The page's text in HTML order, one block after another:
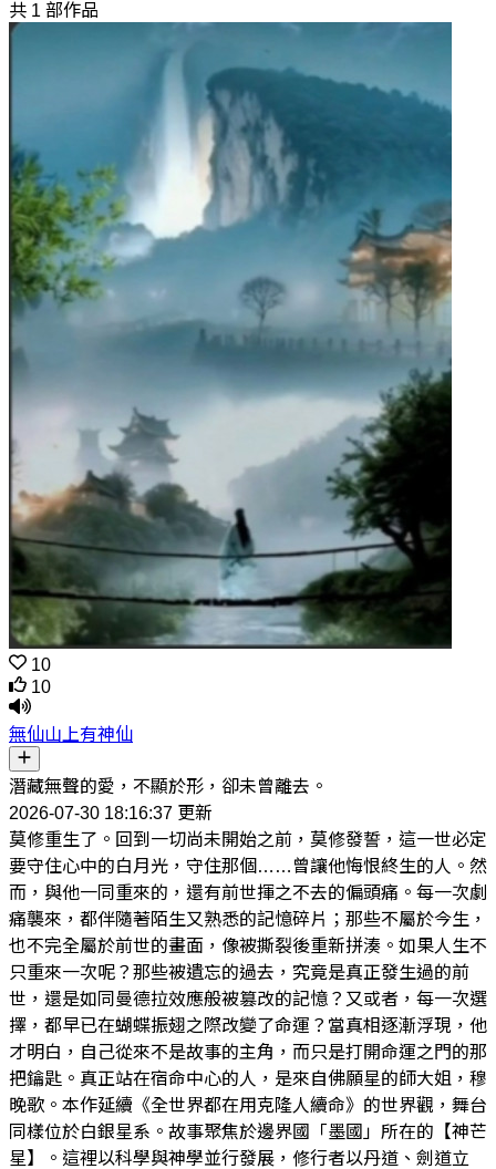
共 1 部作品
10
10
無仙山上有神仙
潛藏無聲的愛，不顯於形，卻未曾離去。
2026-07-30 18:16:37 更新
莫修重生了。回到一切尚未開始之前，莫修發誓，這一世必定
要守住心中的白月光，守住那個……曾讓他悔恨終生的人。然
而，與他一同重來的，還有前世揮之不去的偏頭痛。每一次劇
痛襲來，都伴隨著陌生又熟悉的記憶碎片；那些不屬於今生，
也不完全屬於前世的畫面，像被撕裂後重新拼湊。如果人生不
只重來一次呢？那些被遺忘的過去，究竟是真正發生過的前
世，還是如同曼德拉效應般被篡改的記憶？又或者，每一次選
擇，都早已在蝴蝶振翅之際改變了命運？當真相逐漸浮現，他
才明白，自己從來不是故事的主角，而只是打開命運之門的那
把鑰匙。真正站在宿命中心的人，是來自佛願星的師大姐，穆
晚歌。本作延續《全世界都在用克隆人續命》的世界觀，舞台
同樣位於白銀星系。故事聚焦於邊界國「墨國」所在的【神芒
星】。這裡以科學與神學並行發展，修行者以丹道、劍道立